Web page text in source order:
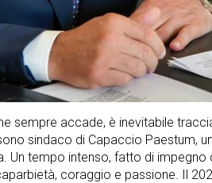
sempre accade, è inevitabile
sindaco di Capaccio Paestum,
Un tempo intenso, fatto di impegno
coraggio e passione. Il